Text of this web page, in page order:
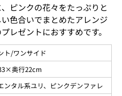
ピンクの花々をたっぷりと
色合いでまとめたアレンジ
レゼントにおすすめです。
ト/ワンサイド
奥行22cm
ンタル系ユリ、ピンクデンファレ